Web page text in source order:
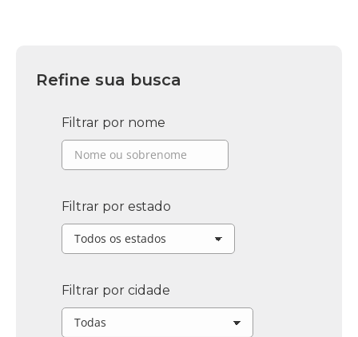
Refine sua busca
Filtrar por nome
Filtrar por estado
Filtrar por cidade